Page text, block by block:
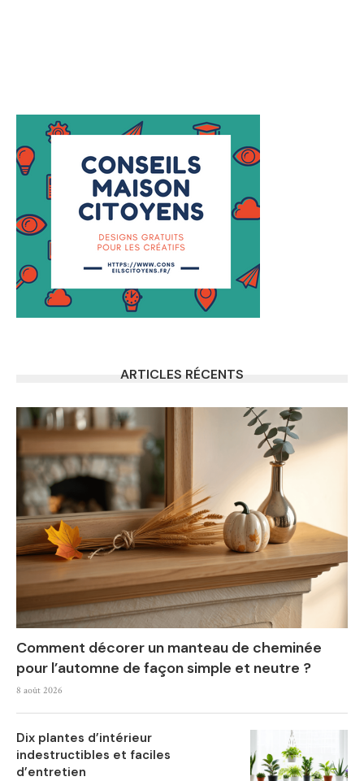
ARTICLES RÉCENTS
Comment décorer un manteau de cheminée
pour l’automne de façon simple et neutre ?
8 août 2026
Dix plantes d’intérieur
indestructibles et faciles
d’entretien